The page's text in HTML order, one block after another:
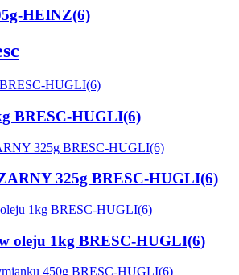
HEINZ(6)
BRESC-HUGLI(6)
325g BRESC-HUGLI(6)
oleju 1kg BRESC-HUGLI(6)